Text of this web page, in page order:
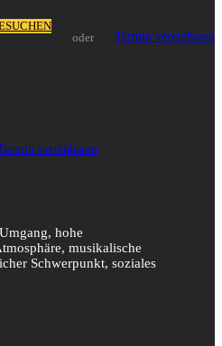
Termin vereinbaren
oder
vereinbaren
hohe
musikalische
Schwerpunkt, soziales